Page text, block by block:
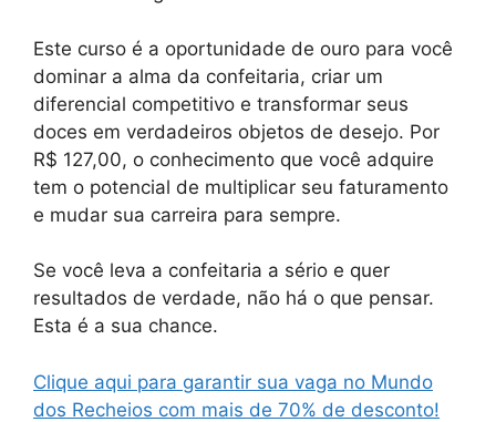
Este curso é a oportunidade de ouro para você
dominar a alma da confeitaria, criar um
diferencial competitivo e transformar seus
doces em verdadeiros objetos de desejo. Por
R$ 127,00, o conhecimento que você adquire
tem o potencial de multiplicar seu faturamento
e mudar sua carreira para sempre.
Se você leva a confeitaria a sério e quer
resultados de verdade, não há o que pensar.
Esta é a sua chance.
Clique aqui para garantir sua vaga no Mundo
dos Recheios com mais de 70% de desconto!